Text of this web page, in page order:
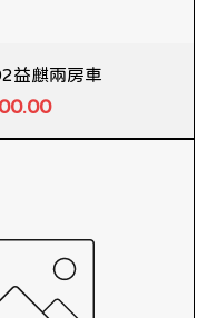
益麒兩房車